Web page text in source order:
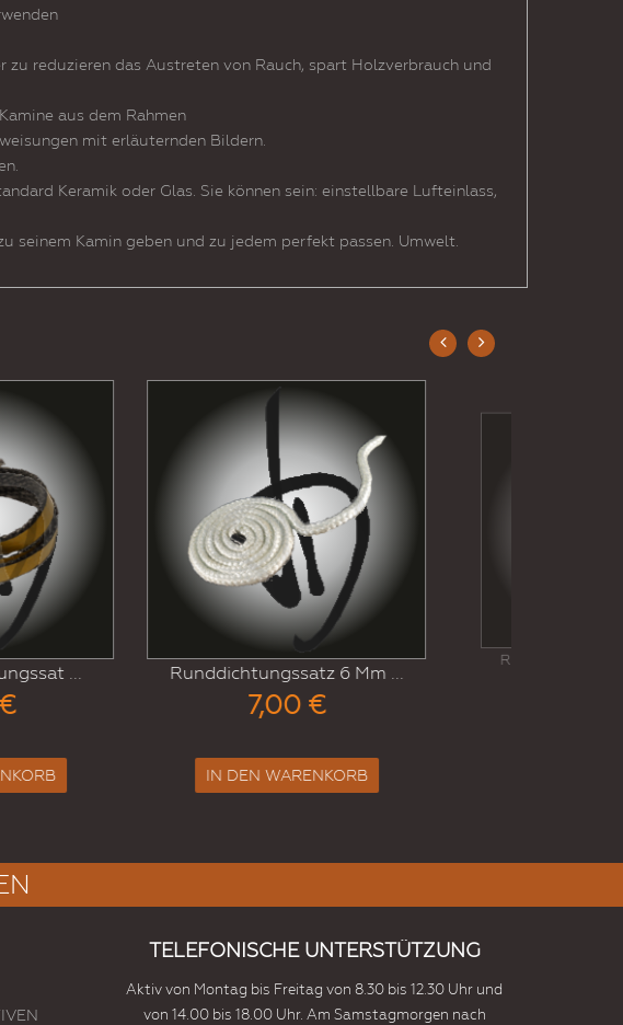
reduzieren das Austreten von Rauch, spart Holzverbrauch und
aus dem Rahmen
mit erläuternden Bildern.
Keramik oder Glas. Sie können sein: einstellbare Lufteinlass,
seinem Kamin geben und zu jedem perfekt passen. Umwelt.
6 Mm ...
7,00 €
WARENKORB
Runddichtungssatz 6 Mm ...
11,00 €
IN DEN WARENKORB
TELEFONISCHE UNTERSTÜTZUNG
Aktiv von Montag bis Freitag von 8.30 bis 12.30 Uhr und
von 14.00 bis 18.00 Uhr. Am Samstagmorgen nach